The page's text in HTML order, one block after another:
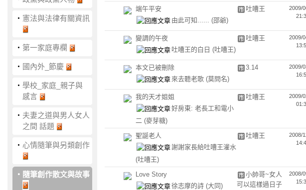
‧ 憲法與法律有關資訊
‧ 第一家庭專欄
‧ 國內外_節慶
‧ 學校_家庭_親子與
感言
‧ 夫妻之道與男人女人
之間 話題
‧ 心情隨筆與另類創作
‧ 隨筆創作散文與故事
端午平安
由此可知...... (邵爺)
吐嘈王
2009/
變調的午夜
吐嘈王的白日 (吐嘈王)
吐嘈王
2009/
本文已被刪除
來去聽老歌 (莫問名)
3.14
2009/
我的天才姐姐
好房東: 老長工和電小
二 (麥芽糖)
吐嘈王
2009/
聖誕老人
謝謝家長給吐嘈王灌水
(吐嘈王)
吐嘈王
2008/
Love Story
徐志摩的詩 (大同)
小帥哥~女人
可以這樣過日子
2008/